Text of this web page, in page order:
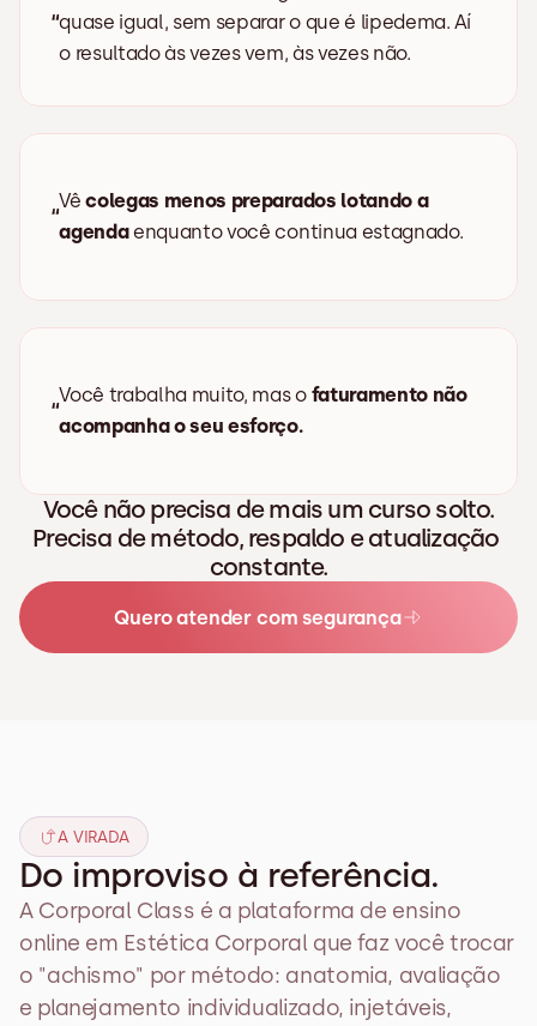
“quase igual, sem separar o que é lipedema. Aí
o resultado às vezes vem, às vezes não.
“
Vê colegas menos preparados lotando a
agenda enquanto você continua estagnado.
“
Você trabalha muito, mas o faturamento não
acompanha o seu esforço.
Você não precisa de mais um curso solto.
Precisa de método, respaldo e atualização
constante.
Quero atender com segurança
A VIRADA
Do improviso à referência.
A Corporal Class é a plataforma de ensino
online em Estética Corporal que faz você trocar
o "achismo" por método: anatomia, avaliação
e planejamento individualizado, injetáveis,